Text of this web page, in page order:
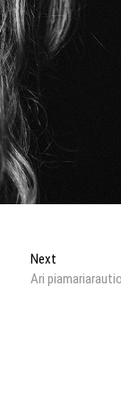
Next
post:
Ari